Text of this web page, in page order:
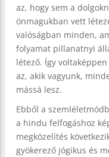
az, hogy sem a
önmagukban vett
valóságban minden,
folyamat pillanatnyi
létező. Így
az, akik vagyunk,
mássá lesz.
Ebből a
a hindu felfogáshoz
megközelítés
gyökerező jógikus és